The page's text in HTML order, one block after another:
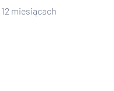
miesiącach